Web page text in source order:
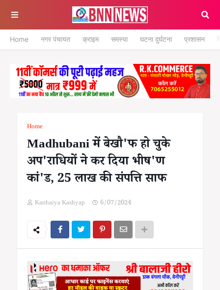
Home नगर पंचायत क्राइम समस्या घटना दुर्घटना प्रशासन
Home
Madhubani में बेखौ'फ हो चुके
अप'राधियों ने कर दिया भीष'ण
कां'ड, 25 लाख की संपत्ति साफ
Kanhaiya Kashyap 6/07/2024